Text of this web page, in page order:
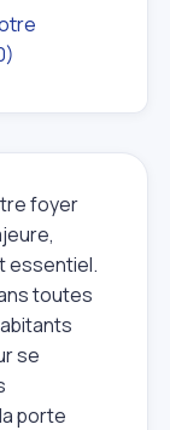
foyer
essentiel.
toutes
se
porte